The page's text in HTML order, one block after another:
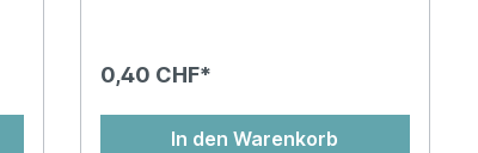
0,40 CHF*
In den Warenkorb